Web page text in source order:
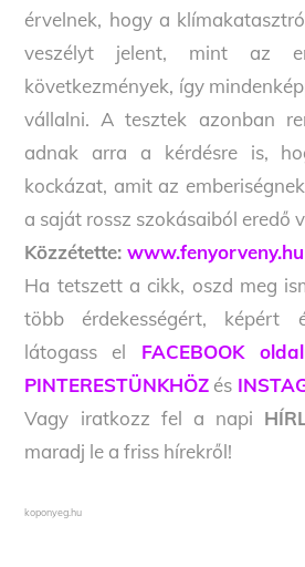
érvelnek, hogy a
veszélyt jelent, mint az
következmények, így
vállalni. A tesztek azonban
adnak arra a kérdésre is,
kockázat, amit az
a saját rossz szokásaiból eredő
Közzétette:www.fenyorveny.hu
Ha tetszett a cikk, oszd meg
több érdekességért, képért
látogass el FACEBOOK
PINTERESTÜNKHÖZ és
Vagy iratkozz fel a napi
maradj le a friss hírekről!
koponyeg.hu